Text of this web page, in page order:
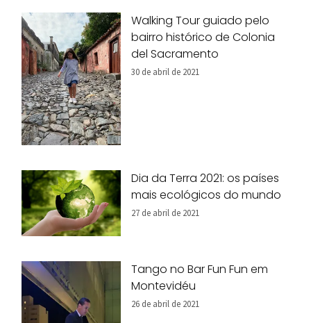
Walking Tour guiado pelo
bairro histórico de Colonia
del Sacramento
30 de abril de 2021
Dia da Terra 2021: os países
mais ecológicos do mundo
27 de abril de 2021
Tango no Bar Fun Fun em
Montevidéu
26 de abril de 2021